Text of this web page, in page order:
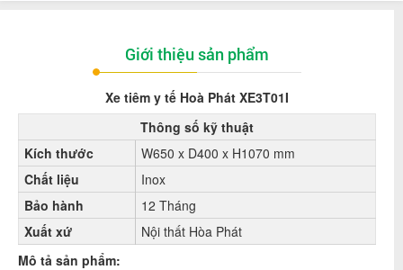
Giới thiệu sản phẩm
Xe tiêm y tế Hoà Phát XE3T01I
Thông số kỹ thuật
Kích thước
W650 x D400 x H1070 mm
Chất liệu
Inox
Bảo hành
12 Tháng
Xuất xứ
Nội thất Hòa Phát
Mô tả sản phẩm: